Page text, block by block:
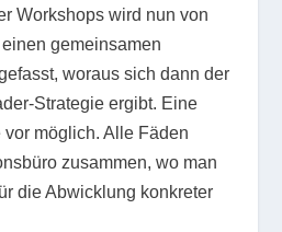
Workshops wird nun von
gemeinsamen
woraus sich dann der
Strategie ergibt. Eine
möglich. Alle Fäden
zusammen, wo man
die Abwicklung konkreter